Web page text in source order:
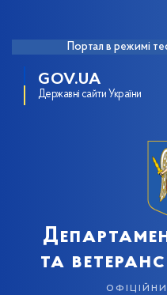
Портал в режимі
GOV.UA
Державні сайти України
та